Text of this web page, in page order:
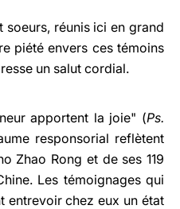
réunis ici en grand
piété envers ces témoins
un salut cordial.
apportent la joie" (Ps.
responsorial reflètent
Zhao Rong et de ses 119
Les témoignages qui
entrevoir chez eux un état